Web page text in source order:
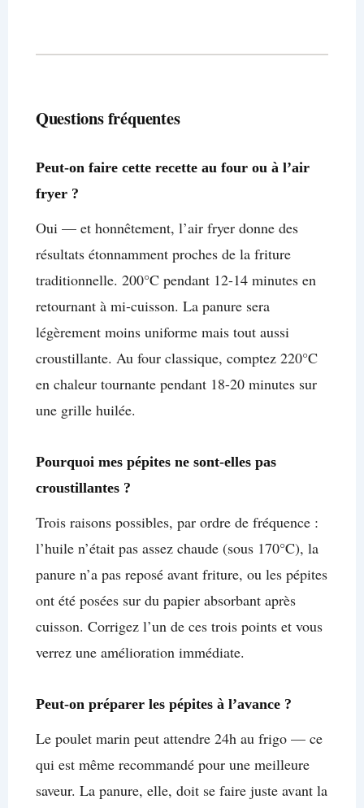
Questions fréquentes
Peut-on faire cette recette au four ou à l’air
fryer ?
Oui — et honnêtement, l’air fryer donne des
résultats étonnamment proches de la friture
traditionnelle. 200°C pendant 12-14 minutes en
retournant à mi-cuisson. La panure sera
légèrement moins uniforme mais tout aussi
croustillante. Au four classique, comptez 220°C
en chaleur tournante pendant 18-20 minutes sur
une grille huilée.
Pourquoi mes pépites ne sont-elles pas
croustillantes ?
Trois raisons possibles, par ordre de fréquence :
l’huile n’était pas assez chaude (sous 170°C), la
panure n’a pas reposé avant friture, ou les pépites
ont été posées sur du papier absorbant après
cuisson. Corrigez l’un de ces trois points et vous
verrez une amélioration immédiate.
Peut-on préparer les pépites à l’avance ?
Le poulet marin peut attendre 24h au frigo — ce
qui est même recommandé pour une meilleure
saveur. La panure, elle, doit se faire juste avant la